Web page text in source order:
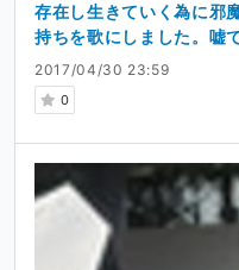
2017/04/30 23:59
0
存在し生きていく為に邪
持ちを歌にしました。嘘で